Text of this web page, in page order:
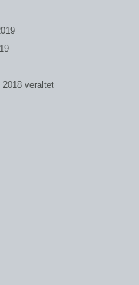
2018 veraltet